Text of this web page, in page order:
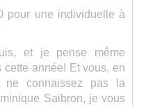
pour une individuelle à
et je pense même
année! Et vous, en
ne connaissez pas la
Saibron, je vous